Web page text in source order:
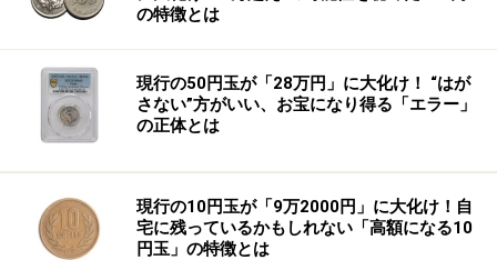
の特徴とは
現行の50円玉が「28万円」に大化け！ “はが
さない”方がいい、お宝になり得る「エラー」
の正体とは
現行の10円玉が「9万2000円」に大化け！自
宅に残っているかもしれない「高額になる10
円玉」の特徴とは